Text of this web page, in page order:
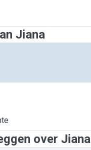
Jiana
over Jiana